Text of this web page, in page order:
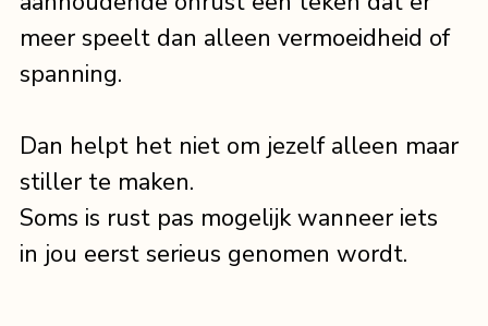
meer speelt dan alleen vermoeidheid of
spanning.
Dan helpt het niet om jezelf alleen maar
stiller te maken.
Soms is rust pas mogelijk wanneer iets
in jou eerst serieus genomen wordt.